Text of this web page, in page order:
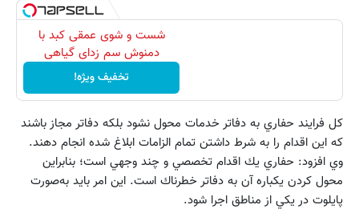
شست و شوی عمقی کبد با
دمنوش سم زدای گیاهی
تخفیف ویژه!
كل فرايند حفاري به دفاتر خدمات محول نشود بلكه دفاتر مجاز باشند
كه اين اقدام را به شرط داشتن تمام الزامات ابلاغ شده انجام دهند.
وي افزود: حفاري يك اقدام تخصصي و چند وجهي است؛ بنابراين
محول كردن يكباره آن به دفاتر خطرناك است. اين امر بايد به‌صورت
پايلوت در يكي از مناطق اجرا شود.